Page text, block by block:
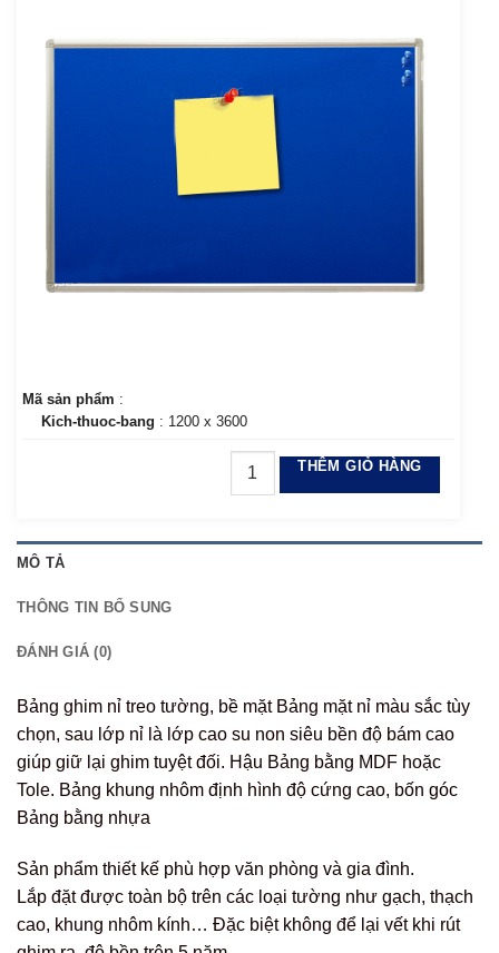
Mã sản phẩm :
Kich-thuoc-bang : 1200 x 3600
THÊM GIỎ HÀNG
MÔ TẢ
THÔNG TIN BỔ SUNG
ĐÁNH GIÁ (0)
Bảng ghim nỉ treo tường, bề mặt Bảng mặt nỉ màu sắc tùy
chọn, sau lớp nỉ là lớp cao su non siêu bền độ bám cao
giúp giữ lại ghim tuyệt đối. Hậu Bảng bằng MDF hoặc
Tole. Bảng khung nhôm định hình độ cứng cao, bốn góc
Bảng bằng nhựa
Sản phẩm thiết kế phù hợp văn phòng và gia đình.
Lắp đặt được toàn bộ trên các loại tường như gạch, thạch
cao, khung nhôm kính… Đặc biệt không để lại vết khi rút